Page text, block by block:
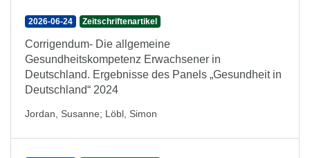
2026-06-24 Zeitschriftenartikel
Corrigendum- Die allgemeine
Gesundheitskompetenz Erwachsener in
Deutschland. Ergebnisse des Panels „Gesundheit in
Deutschland“ 2024
Jordan, Susanne; Löbl, Simon